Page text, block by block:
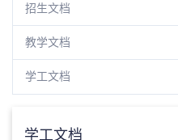
招生文档
教学文档
学工文档
学工文档